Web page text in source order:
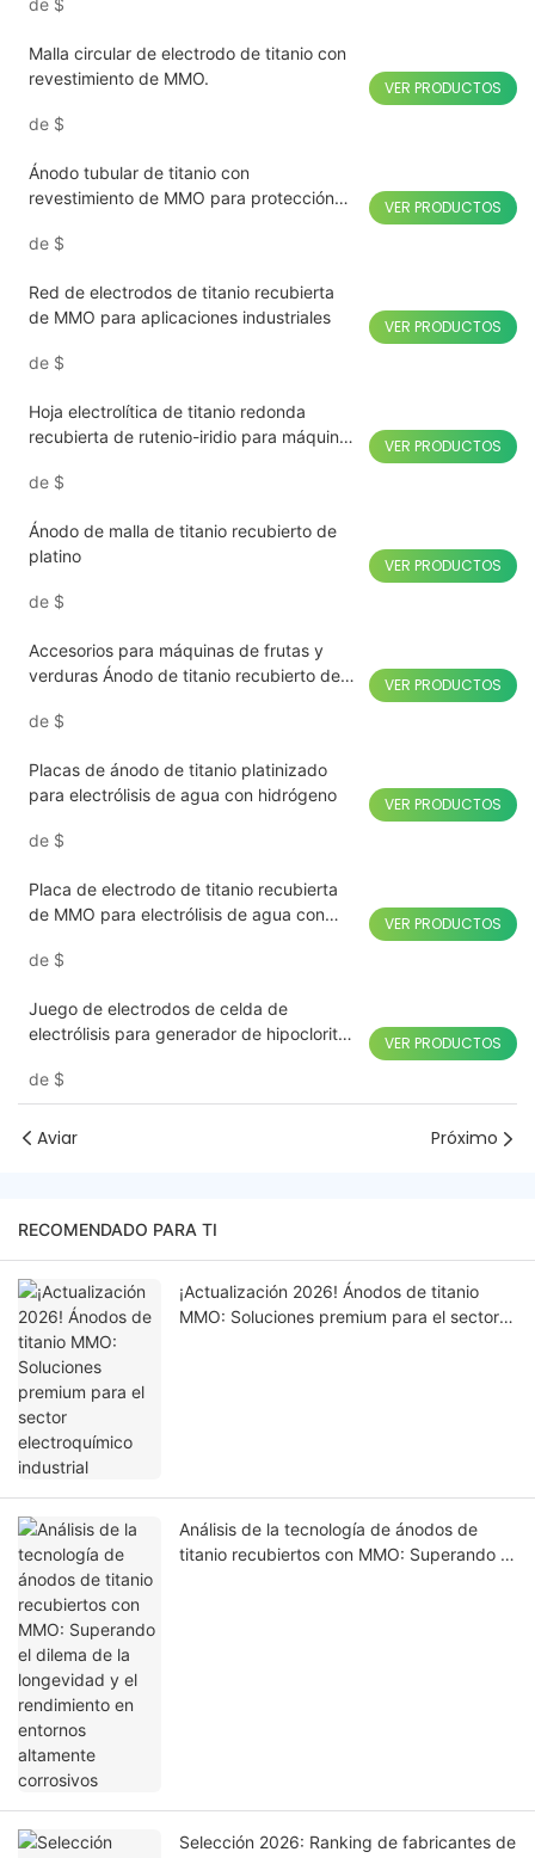
de $
Malla circular de electrodo de titanio con
revestimiento de MMO.
de $
VER PRODUCTOS
Ánodo tubular de titanio con
revestimiento de MMO para protección
de $
VER PRODUCTOS
Red de electrodos de titanio recubierta
de MMO para aplicaciones industriales
de $
VER PRODUCTOS
Hoja electrolítica de titanio redonda
recubierta de rutenio-iridio para máquina
de $
VER PRODUCTOS
Ánodo de malla de titanio recubierto de
platino
de $
VER PRODUCTOS
Accesorios para máquinas de frutas y
verduras Ánodo de titanio recubierto de
de $
VER PRODUCTOS
Placas de ánodo de titanio platinizado
para electrólisis de agua con hidrógeno
de $
VER PRODUCTOS
Placa de electrodo de titanio recubierta
de MMO para electrólisis de agua con
de $
VER PRODUCTOS
Juego de electrodos de celda de
electrólisis para generador de hipoclorito
de $
VER PRODUCTOS
Aviar Próximo
RECOMENDADO PARA TI
¡Actualización 2026! Ánodos de titanio
MMO: Soluciones premium para el sector
Análisis de la tecnología de ánodos de
titanio recubiertos con MMO: Superando el
Selección 2026: Ranking de fabricantes de